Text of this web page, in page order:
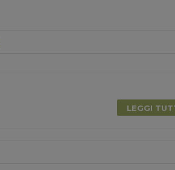
LEGGI